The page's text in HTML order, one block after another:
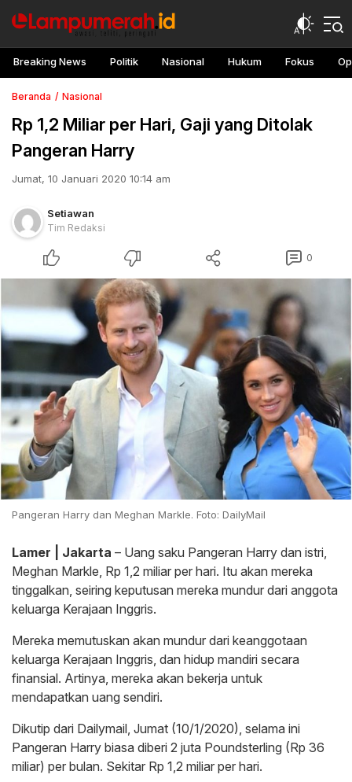
Breaking News Politik Nasional Hukum Fokus
Beranda Nasional
Rp 1,2 Miliar per Hari, Gaji yang Ditolak
Pangeran Harry
Jumat, 10 Januari 2020 10:14 am
Setiawan
Tim Redaksi
0
Pangeran Harry dan Meghan Markle. Foto: DailyMail
Lamer | Jakarta – Uang saku Pangeran Harry dan istri,
Meghan Markle, Rp 1,2 miliar per hari. Itu akan mereka
tinggalkan, seiring keputusan mereka mundur dari anggota
keluarga Kerajaan Inggris.
Mereka memutuskan akan mundur dari keanggotaan
keluarga Kerajaan Inggris, dan hidup mandiri secara
finansial. Artinya, mereka akan bekerja untuk
mendapatkan uang sendiri.
Dikutip dari Dailymail, Jumat (10/1/2020), selama ini
Pangeran Harry biasa diberi 2 juta Poundsterling (Rp 36
miliar) per bulan. Sekitar Rp 1,2 miliar per hari.